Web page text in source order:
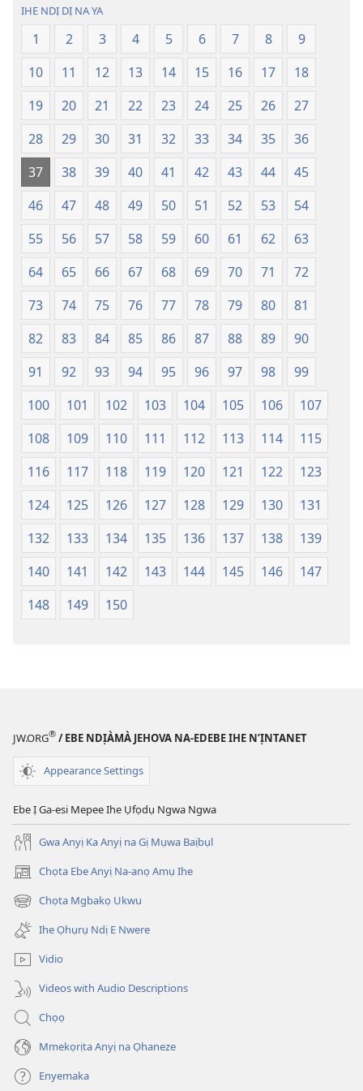
Ọhụrụ
(Nke
E
Degharịrị
n'Afọ 2013)
Ọhụrụ
(Nke
E
Degharịrị
n'Afọ 2013)
IHE NDỊ DỊ NA YA
1 2 3 4 5 6 7 8
9
10
11 12 13 14 15 16 17
18
19
20 21 22 23 24 25 26
27
28
29 30 31 32 33 34 35
36
37
38 39 40 41 42 43 44
45
46
47 48 49 50 51 52 53
54
55
56 57 58 59 60 61 62
63
64
65 66 67 68 69 70 71
72
73
74 75 76 77 78 79 80
81
82
83 84 85 86 87 88 89
90
91
92 93 94 95 96 97 98
99
100
101 102 103 104 105 106
107
108
109 110 111 112 113 114
115
116
117 118 119 120 121 122
123
124
125 126 127 128 129 130
131
132
133 134 135 136 137 138
139
140
141 142 143 144 145 146
147
148
149 150
JW.ORG® / EBE NDỊÀMÀ JEHOVA NA-EDEBE IHE N’ỊNTANET
Appearance Settings
Ebe Ị Ga-esi Mepee Ihe Ụfọdụ Ngwa Ngwa
Gwa Anyị Ka Anyị na Gị Mụwa Baịbụl
Chọta Ebe Anyị Na-anọ Amụ Ihe
(ga-
emepere
gị
ebe
ọzọ
ị
ga-
anọ
gụọ
ya)
Chọta Mgbakọ Ukwu
(ga-
emepere
gị
ebe
ọzọ
ị
ga-
anọ
gụọ
ya)
Ihe Ọhụrụ Ndị E Nwere
Vidio
Videos with Audio Descriptions
Chọọ
Mmekọrịta Anyị na Ọhaneze
Enyemaka